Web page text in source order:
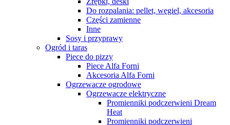
Do rozpalania: pellet, węgiel, akcesoria
Części zamienne
Inne
Sosy i przyprawy
Ogród i taras
Piece do pizzy
Piece Alfa Forni
Akcesoria Alfa Forni
Ogrzewacze ogrodowe
Ogrzewacze elektryczne
Promienniki podczerwieni Dream
Heat
Promienniki podczerwieni